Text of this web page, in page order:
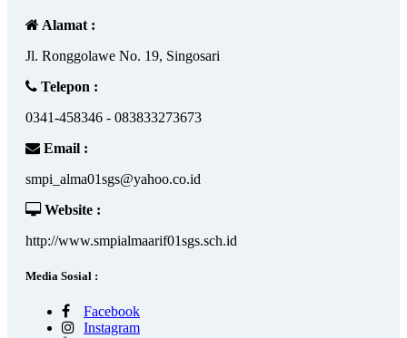
Alamat :
Jl. Ronggolawe No. 19, Singosari
Telepon :
0341-458346 - 083833273673
Email :
smpi_alma01sgs@yahoo.co.id
Website :
http://www.smpialmaarif01sgs.sch.id
Media Sosial :
Facebook
Instagram